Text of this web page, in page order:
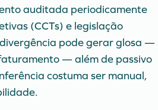
auditada periodicamente
(CCTs) e legislação
pode gerar glosa —
— além de passivo
costuma ser manual,